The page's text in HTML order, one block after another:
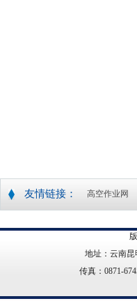
友情链接： 高空作业网
地址：云南
传真：0871-